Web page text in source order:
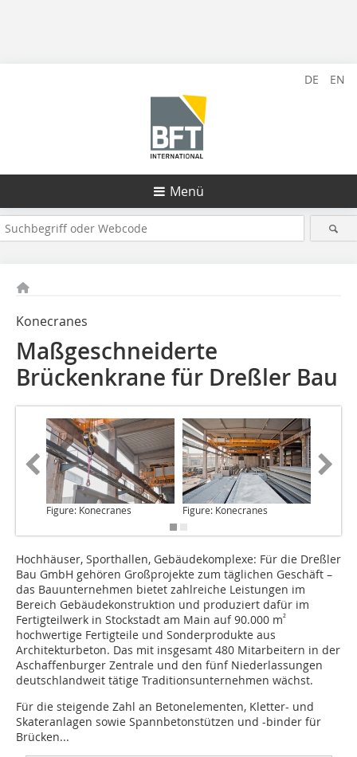
DE EN
Menü
Konecranes
Maßgeschneiderte
Brückenkrane für Dreßler Bau
Figure: Konecranes Figure: Konecranes
Hochhäuser, Sporthallen, Gebäudekomplexe: Für die Dreßler
Bau GmbH gehören Großprojekte zum täglichen Geschäft –
das Bauunternehmen bietet zahlreiche Leistungen im
Bereich Gebäudekonstruktion und produziert dafür im
Fertigteilwerk in Stockstadt am Main auf 90.000 m²
hochwertige Fertigteile und Sonderprodukte aus
Architekturbeton. Das mit insgesamt 480 Mitarbeitern in der
Aschaffenburger Zentrale und den fünf Niederlassungen
deutschlandweit tätige Traditionsunternehmen wächst.
Für die steigende Zahl an Betonelementen, Kletter- und
Skateranlagen sowie Spannbetonstützen und -binder für
Brücken...